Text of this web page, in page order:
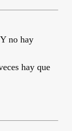
no hay
hay que